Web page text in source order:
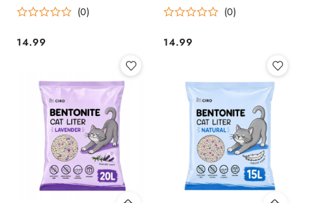
(0)
Cena:
14.99
Bezpyłowy
(0)
Cena:
14.99